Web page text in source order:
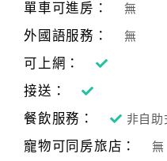
店
合
作
單車可進房： 無
外國語服務： 無
可上網：
接送：
餐飲服務：
非自助
寵物可同房旅店： 無